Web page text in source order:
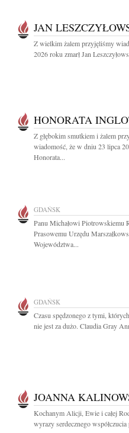
JAN
Z wielkim żalem przyjęliśmy
2026 roku zmarł Jan
HONORATA
Z głębokim smutkiem i żalem
wiadomość, że w dniu 23 lipca
Honorata...
GDAŃSK
Panu Michałowi Piotrowskiemu
Prasowemu Urzędu
Województwa...
GDAŃSK
Czasu spędzonego z tymi,
nie jest za dużo. Claudia Gray
JOANNA
Kochanym Alicji, Ewie i całej
wyrazy serdecznego